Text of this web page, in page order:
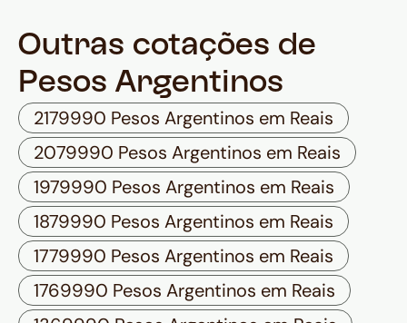
Outras cotações de
Pesos Argentinos
2179990 Pesos Argentinos em Reais
2079990 Pesos Argentinos em Reais
1979990 Pesos Argentinos em Reais
1879990 Pesos Argentinos em Reais
1779990 Pesos Argentinos em Reais
1769990 Pesos Argentinos em Reais